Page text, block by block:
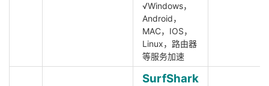
√Windows，
Android，
MAC，IOS，
Linux，路由器
等服务加速
SurfShark